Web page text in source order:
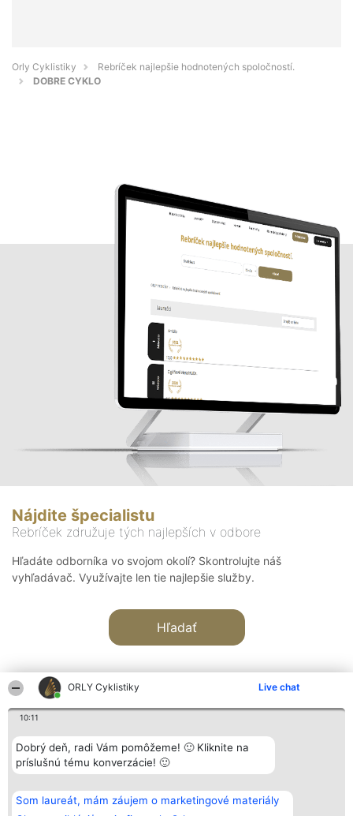
ORLY Cyklistiky Live chat
10:11
Dobrý deň, radi Vám pomôžeme! 🙂 Kliknite na
príslušnú tému konverzácie! 🙂
Som laureát, mám záujem o marketingové materiály
Orly Cyklistiky
Rebríček najlepšie hodnotených spoločností.
DOBRE CYKLO
Nájdite špecialistu
Rebríček združuje tých najlepších v odbore
Hľadáte odborníka vo svojom okolí? Skontrolujte náš
vyhľadávač. Využívajte len tie najlepšie služby.
Hľadať
Organizátor hodnotenia
Bright Side Solutions sp. z o.
o. sp. k.
Wrocław 50-079
KRS 0000749100 | Regon
381313360 | NIP 8943132676
Hodnotenie
Laureáti
Lista
Laureatów
Podmienky
Obchodné
Kontakt
Kontakt